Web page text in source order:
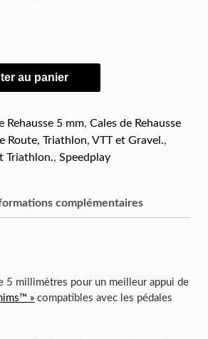
au panier
Rehausse 5 mm,Cales de Rehausse
Route, Triathlon, VTT et Gravel.,
Triathlon.,Speedplay
complémentaires
5 millimètres pour un meilleur appui de
» compatibles avec les pédales